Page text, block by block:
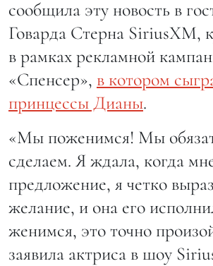
сообщила эту новость в
Говарда Стерна SiriusXM,
в рамках рекламной
«Спенсер», в котором
принцессы Дианы.
«Мы поженимся! Мы
сделаем. Я ждала, когда
предложение, я четко
желание, и она его
женимся, это точно
заявила актриса в шоу